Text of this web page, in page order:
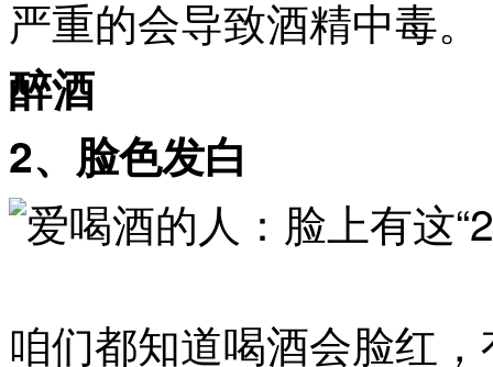
严重的会导致酒精中毒。
醉酒
2、脸色发白
咱们都知道喝酒会脸红